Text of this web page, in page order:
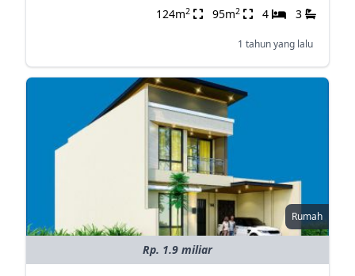
124m2 95m2 4 3
1 tahun yang lalu
Rumah
Rp. 1.9 miliar